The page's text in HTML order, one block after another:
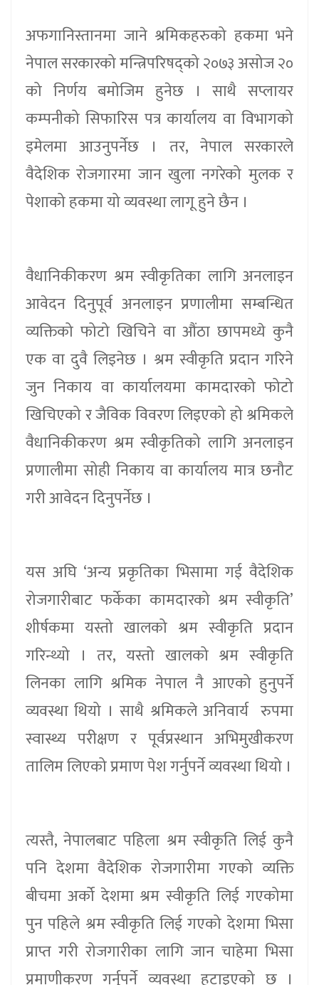
अफगानिस्तानमा जाने श्रमिकहरुको हकमा भने
नेपाल सरकारको मन्त्रिपरिषद्को २०७३ असोज २०
को निर्णय बमोजिम हुनेछ । साथै सप्लायर
कम्पनीको सिफारिस पत्र कार्यालय वा विभागको
इमेलमा आउनुपर्नेछ । तर, नेपाल सरकारले
वैदेशिक रोजगारमा जान खुला नगरेको मुलक र
पेशाको हकमा यो व्यवस्था लागू हुने छैन ।
वैधानिकीकरण श्रम स्वीकृतिका लागि अनलाइन
आवेदन दिनुपूर्व अनलाइन प्रणालीमा सम्बन्धित
व्यक्तिको फोटो खिचिने वा औंठा छापमध्ये कुनै
एक वा दुवै लिइनेछ । श्रम स्वीकृति प्रदान गरिने
जुन निकाय वा कार्यालयमा कामदारको फोटो
खिचिएको र जैविक विवरण लिइएको हो श्रमिकले
वैधानिकीकरण श्रम स्वीकृतिको लागि अनलाइन
प्रणालीमा सोही निकाय वा कार्यालय मात्र छनौट
गरी आवेदन दिनुपर्नेछ ।
यस अघि ‘अन्य प्रकृतिका भिसामा गई वैदेशिक
रोजगारीबाट फर्केका कामदारको श्रम स्वीकृति’
शीर्षकमा यस्तो खालको श्रम स्वीकृति प्रदान
गरिन्थ्यो । तर, यस्तो खालको श्रम स्वीकृति
लिनका लागि श्रमिक नेपाल नै आएको हुनुपर्ने
व्यवस्था थियो । साथै श्रमिकले अनिवार्य रुपमा
स्वास्थ्य परीक्षण र पूर्वप्रस्थान अभिमुखीकरण
तालिम लिएको प्रमाण पेश गर्नुपर्ने व्यवस्था थियो ।
त्यस्तै, नेपालबाट पहिला श्रम स्वीकृति लिई कुनै
पनि देशमा वैदेशिक रोजगारीमा गएको व्यक्ति
बीचमा अर्को देशमा श्रम स्वीकृति लिई गएकोमा
पुन पहिले श्रम स्वीकृति लिई गएको देशमा भिसा
प्राप्त गरी रोजगारीका लागि जान चाहेमा भिसा
प्रमाणीकरण गर्नुपर्ने व्यवस्था हटाइएको छ ।